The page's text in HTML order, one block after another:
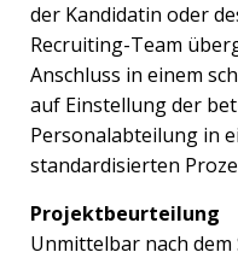
der Kandidatin oder
Recruiting-Team
Anschluss in einem
auf Einstellung der
Personalabteilung in
standardisierten
Projektbeurteilung
Unmittelbar nach